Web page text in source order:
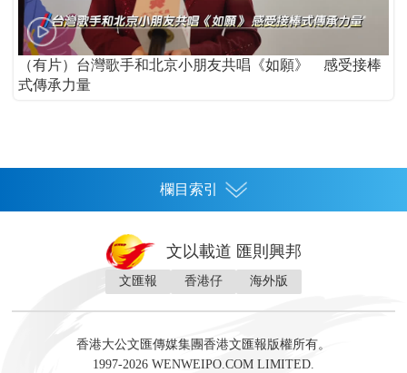
（有片）台灣歌手和北京小朋友共唱《如願》 感受接棒
式傳承力量
欄目索引
灣區人
財經 地產 投資 財評 數字經濟
文以載道 匯則興邦
文匯報 香港仔 海外版
香港大公文匯傳媒集團香港文匯報版權所有。
1997-2026 WENWEIPO.COM LIMITED.